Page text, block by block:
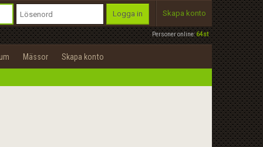
Personer online:64st
Logga in Skapa konto
Mässor Skapa konto